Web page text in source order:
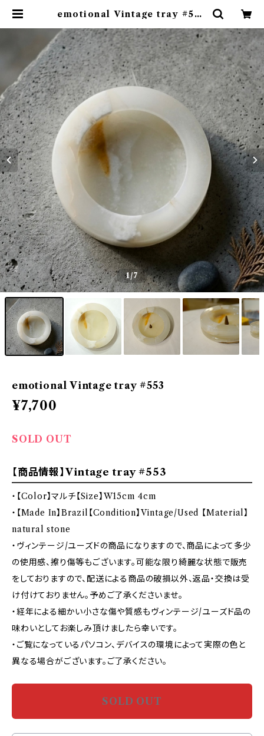
emotional Vintage tray #553
1/7
emotional Vintage tray #553
¥7,700
SOLD OUT
【商品情報】Vintage tray #553
・【Color】マルチ【Size】W15cm 4cm
・【Made In】Brazil【Condition】Vintage/Used 【Material】
natural stone
・ヴィンテージ/ユーズドの商品になりますので、商品によって多少
の使用感、擦り傷等もございます。可能な限り綺麗な状態で販売
をしておりますので、配送による商品の破損以外、返品・交換は受
け付けておりません。予めご了承くださいませ。
・経年による細かい小さな傷や質感もヴィンテージ/ユーズド品の
味わいとしてお楽しみ頂けましたら幸いです。
・ご覧になっているパソコン、デバイスの環境によって実際の色と
異なる場合がございます。ご了承ください。
SOLD OUT